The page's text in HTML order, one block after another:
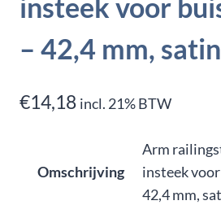
insteek voor
– 42,4 mm,
€14,18 incl. 21% BTW
Omschrijving
Arm
insteek
42,4 mm,